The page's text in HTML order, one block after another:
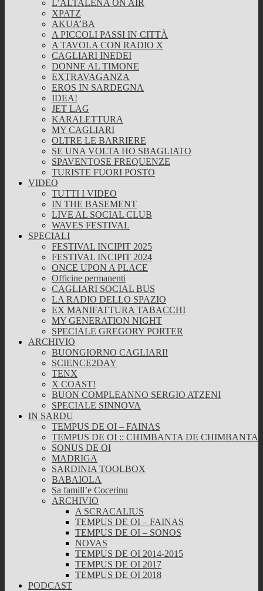
L’ALTALENA ON AIR
XPATZ
AKUA’BA
A PICCOLI PASSI IN CITTÀ
A TAVOLA CON RADIO X
CAGLIARI INEDEI
DONNE AL TIMONE
EXTRAVAGANZA
EROS IN SARDEGNA
IDEA!
JET LAG
KARALETTURA
MY CAGLIARI
OLTRE LE BARRIERE
SE UNA VOLTA HO SBAGLIATO
SPAVENTOSE FREQUENZE
TURISTE FUORI POSTO
VIDEO
TUTTI I VIDEO
IN THE BASEMENT
LIVE AL SOCIAL CLUB
WAVES FESTIVAL
SPECIALI
FESTIVAL INCIPIT 2025
FESTIVAL INCIPIT 2024
ONCE UPON A PLACE
Officine permanenti
CAGLIARI SOCIAL BUS
LA RADIO DELLO SPAZIO
EX MANIFATTURA TABACCHI
MY GENERATION NIGHT
SPECIALE GREGORY PORTER
ARCHIVIO
BUONGIORNO CAGLIARI!
SCIENCE2DAY
TENX
X COAST!
BUON COMPLEANNO SERGIO ATZENI
SPECIALE SINNOVA
IN SARDU
TEMPUS DE OI – FAINAS
TEMPUS DE OI :: CHIMBANTA DE CHIMBANTA
SONUS DE OI
MADRIGA
SARDINIA TOOLBOX
BABAIOLA
Sa famill’e Cocerinu
ARCHIVIO
A SCRACALIUS
TEMPUS DE OI – FAINAS
TEMPUS DE OI – SONOS
NOVAS
TEMPUS DE OI 2014-2015
TEMPUS DE OI 2017
TEMPUS DE OI 2018
PODCAST